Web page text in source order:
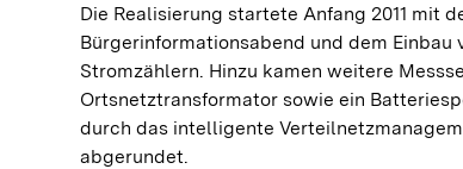
Die Realisierung startete Anfang 2011 mit
Bürgerinformationsabend und dem Einbau
Stromzählern. Hinzu kamen weitere
Ortsnetztransformator sowie ein
durch das intelligente
abgerundet.